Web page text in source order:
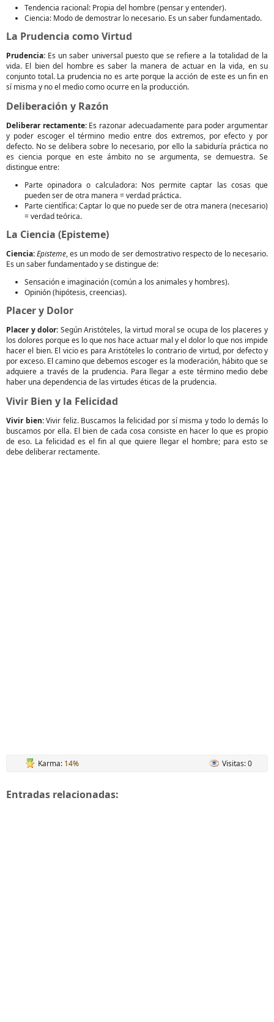
Tendencia racional: Propia del hombre (pensar y entender).
Ciencia: Modo de demostrar lo necesario. Es un saber fundamentado.
La Prudencia como Virtud
Prudencia: Es un saber universal puesto que se refiere a la totalidad de la
vida. El bien del hombre es saber la manera de actuar en la vida, en su
conjunto total. La prudencia no es arte porque la acción de este es un fin en
sí misma y no el medio como ocurre en la producción.
Deliberación y Razón
Deliberar rectamente:Es razonar adecuadamente para poder argumentar
y poder escoger el término medio entre dos extremos, por efecto y por
defecto. No se delibera sobre lo necesario, por ello la sabiduría práctica no
es ciencia porque en este ámbito no se argumenta, se demuestra. Se
distingue entre:
Parte opinadora o calculadora: Nos permite captar las cosas que
pueden ser de otra manera = verdad práctica.
Parte científica: Captar lo que no puede ser de otra manera (necesario)
= verdad teórica.
La Ciencia (Episteme)
Ciencia:Episteme, es un modo de ser demostrativo respecto de lo necesario.
Es un saber fundamentado y se distingue de:
Sensación e imaginación (común a los animales y hombres).
Opinión (hipótesis, creencias).
Placer y Dolor
Placer y dolor: Según Aristóteles, la virtud moral se ocupa de los placeres y
los dolores porque es lo que nos hace actuar mal y el dolor lo que nos impide
hacer el bien. El vicio es para Aristóteles lo contrario de virtud, por defecto y
por exceso. El camino que debemos escoger es la moderación, hábito que se
adquiere a través de la prudencia. Para llegar a este término medio debe
haber una dependencia de las virtudes éticas de la prudencia.
Vivir Bien y la Felicidad
Vivir bien:Vivir feliz. Buscamos la felicidad por sí misma y todo lo demás lo
buscamos por ella. El bien de cada cosa consiste en hacer lo que es propio
de eso. La felicidad es el fin al que quiere llegar el hombre; para esto se
debe deliberar rectamente.
Karma: 14% Visitas: 0
Entradas relacionadas: